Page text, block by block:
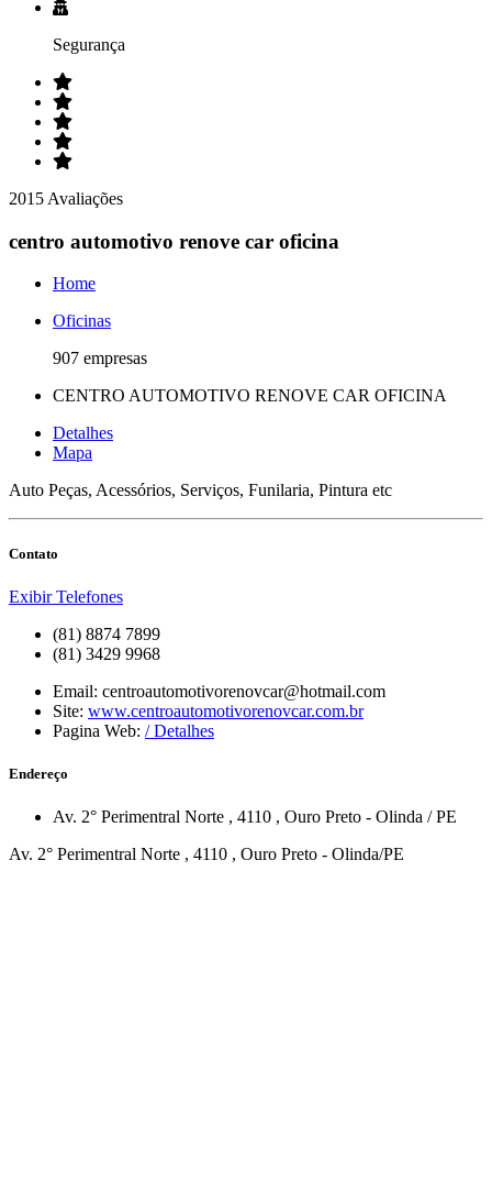
Segurança
2015 Avaliações
centro automotivo renove car oficina
Home
Oficinas
907 empresas
CENTRO AUTOMOTIVO RENOVE CAR OFICINA
Detalhes
Mapa
Auto Peças, Acessórios, Serviços, Funilaria, Pintura etc
Contato
Exibir Telefones
(81) 8874 7899
(81) 3429 9968
Email: centroautomotivorenovcar@hotmail.com
Site: www.centroautomotivorenovcar.com.br
Pagina Web: / Detalhes
Endereço
Av. 2° Perimentral Norte , 4110 , Ouro Preto - Olinda /PE
Av. 2° Perimentral Norte , 4110 , Ouro Preto - Olinda/PE